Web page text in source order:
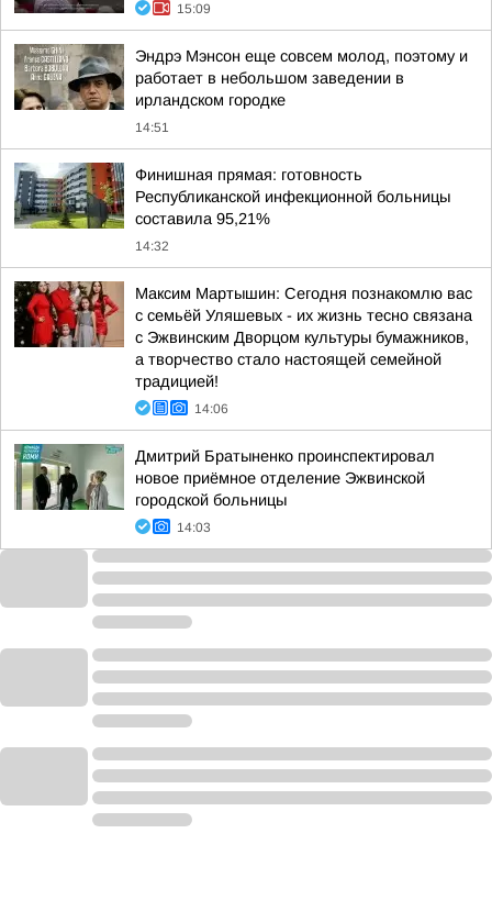
15:09
Эндрэ Мэнсон еще совсем молод, поэтому и
работает в небольшом заведении в
ирландском городке
14:51
Финишная прямая: готовность
Республиканской инфекционной больницы
составила 95,21%
14:32
Максим Мартышин: Сегодня познакомлю вас
с семьёй Уляшевых - их жизнь тесно связана
с Эжвинским Дворцом культуры бумажников,
а творчество стало настоящей семейной
традицией!
14:06
Дмитрий Братыненко проинспектировал
новое приёмное отделение Эжвинской
городской больницы
14:03